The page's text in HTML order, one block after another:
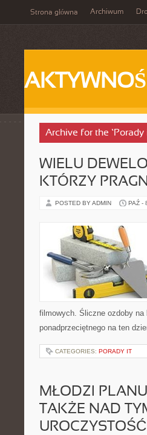
Strona główna Archiwum
Archive for the ‘Porady
WIELU
KTÓRZY
POSTED BY ADMIN PAŹ -
filmowych. Śliczne ozdoby
ponadprzeciętnego na ten
CATEGORIES: PORADY IT
MŁODZI
TAKŻE NAD
UROCZYSTOŚĆ